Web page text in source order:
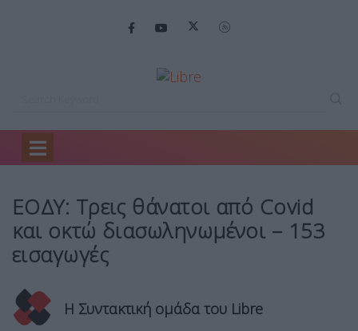
Home
ΕΟΔΥ: Τρεις θάνατοι από Covid
και οκτώ διασωληνωμένοι – 153
εισαγωγές
Η Συντακτική ομάδα του Libre